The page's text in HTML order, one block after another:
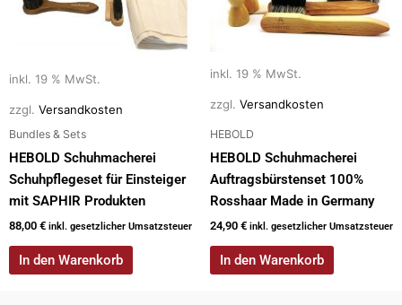
inkl. 19 % MwSt.
zzgl. Versandkosten
Bundles & Sets
HEBOLD Schuhmacherei
Schuhpflegeset für Einsteiger
mit SAPHIR Produkten
88,00 € inkl. gesetzlicher Umsatzsteuer
In den Warenkorb
inkl. 19 % MwSt.
zzgl. Versandkosten
HEBOLD
HEBOLD Schuhmacherei
Auftragsbürstenset 100%
Rosshaar Made in Germany
24,90 € inkl. gesetzlicher Umsatzsteuer
In den Warenkorb